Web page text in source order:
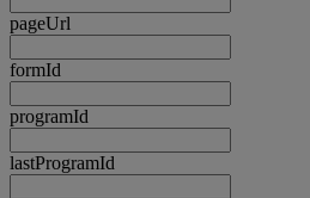
pageUrl
formId
programId
lastProgramId